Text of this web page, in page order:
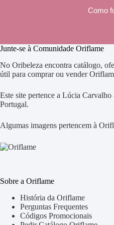
Como
Junte-se à Comunidade Oriflame
No Oribeleza encontra catálogo,
útil para comprar ou vender
Este site pertence a Lúcia
Portugal.
Algumas imagens pertencem à
Sobre a Oriflame
História da Oriflame
Perguntas Frequentes
Códigos Promocionais